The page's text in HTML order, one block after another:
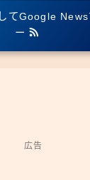
てGoogle News
ー
広告